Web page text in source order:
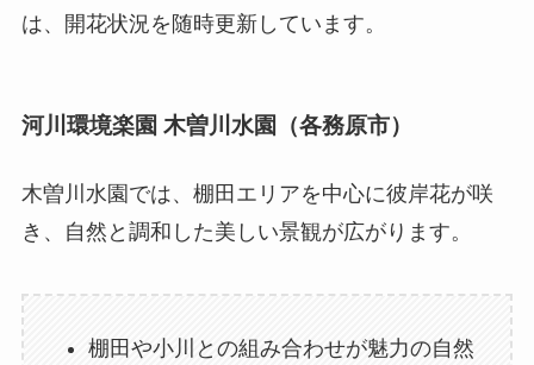
は、開花状況を随時更新しています。
河川環境楽園 木曽川水園（各務原市）
木曽川水園では、棚田エリアを中心に彼岸花が咲
き、自然と調和した美しい景観が広がります。
棚田や小川との組み合わせが魅力の自然